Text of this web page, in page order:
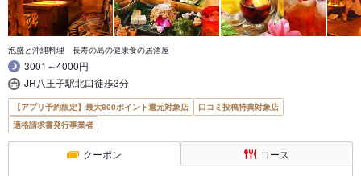
泡盛と沖縄料理 長寿の島の健康食の居酒屋
3001～4000円
JR八王子駅北口徒歩3分
【アプリ予約限定】最大800ポイント還元対象店
口コミ投稿特典対象店
適格請求書発行事業者
クーポン コース